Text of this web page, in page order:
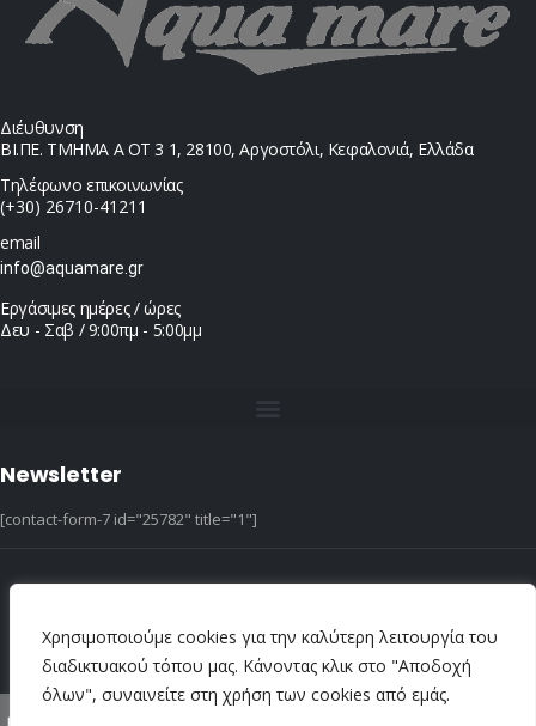
Χρησιμοποιούμε cookies για την καλύτερη λειτουργία του
διαδικτυακού τόπου μας. Κάνοντας κλικ στο "Αποδοχή
όλων", συναινείτε στη χρήση των cookies από εμάς.
Διέυθυνση
ΒΙ.ΠΕ. ΤΜΗΜΑ Α ΟΤ 3 1, 28100, Αργοστόλι, Κεφαλονιά, Ελλάδα
Τηλέφωνο επικοινωνίας
(+30) 26710-41211
email
info@aquamare.gr
Εργάσιμες ημέρες / ώρες
Δευ - Σαβ / 9:00πμ - 5:00μμ
Newsletter
[contact-form-7 id="25782" title="1"]